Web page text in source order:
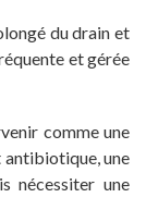
du drain et
et gérée
comme une
antibiotique, une
nécessiter une